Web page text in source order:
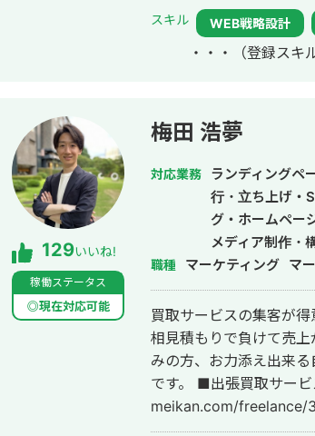
際、弊社は地域名＋施
ています。 また、医療広告ガイドライン、薬機法にも対応した知見もあり安全
性にも対応しております。 ■実績■ ・某美容系ビックワードで圏外
スキル WEB戦略設計
・・・ （登録スキ
129いいね!
稼働ステータス
◎現在対応可能
梅田 浩夢
対応業務
ランディングペ
行・立ち上げ・
グ・ホームペー
メディア制作・
職種 マーケティング マ
買取サービスの集客が得意です。 「貴金属をなかなか掘り
相見積もりで負けて売
みの方、お力添え出来
です。 ■出張買取サービスの集客成功事例 https://freelance-
meikan.com/freelance/355/blog/1175 ■経歴・
ケ支援会社（当時社員7